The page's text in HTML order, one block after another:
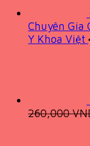
Chuyên Gia
Y Khoa Việt
260,000